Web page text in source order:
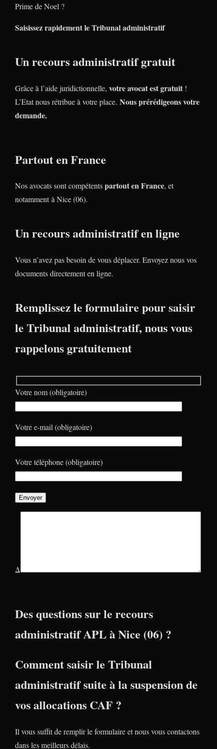
Prime de Noel ?
Saisissez rapidement le Tribunal administratif
Un recours administratif gratuit
Grâce à l’aide juridictionnelle, votre avocat est gratuit !
L’Etat nous rétribue à votre place. Nous prérédigeons votre
demande.
Partout en France
Nos avocats sont compétentspartout en France, et
notamment à Nice (06).
Un recours administratif en ligne
Vous n’avez pas besoin de vous déplacer. Envoyez nous vos
documents directement en ligne.
Remplissez le formulaire pour saisir
le Tribunal administratif, nous vous
rappelons gratuitement
Votre nom (obligatoire)
Votre e-mail (obligatoire)
Votre téléphone (obligatoire)
Δ
Des questions sur le recours
administratif APL à Nice (06) ?
Comment saisir le Tribunal
administratif suite à la suspension de
vos allocations CAF ?
Il vous suffit de remplir le formulaire et nous vous contactons
dans les meilleurs délais.